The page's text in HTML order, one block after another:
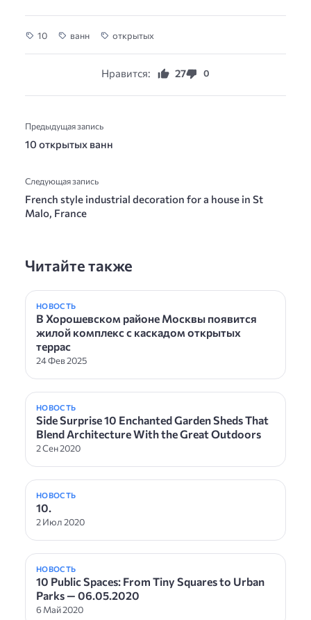
10 ванн открытых
Нравится: 27 0
Предыдущая запись
10 открытых ванн
Следующая запись
French style industrial decoration for a house in St
Malo, France
Читайте также
НОВОСТЬ
В Хорошевском районе Москвы появится
жилой комплекс с каскадом открытых
террас
24 Фев 2025
НОВОСТЬ
Side Surprise 10 Enchanted Garden Sheds That
Blend Architecture With the Great Outdoors
2 Сен 2020
НОВОСТЬ
10.
2 Июл 2020
НОВОСТЬ
10 Public Spaces: From Tiny Squares to Urban
Parks — 06.05.2020
6 Май 2020